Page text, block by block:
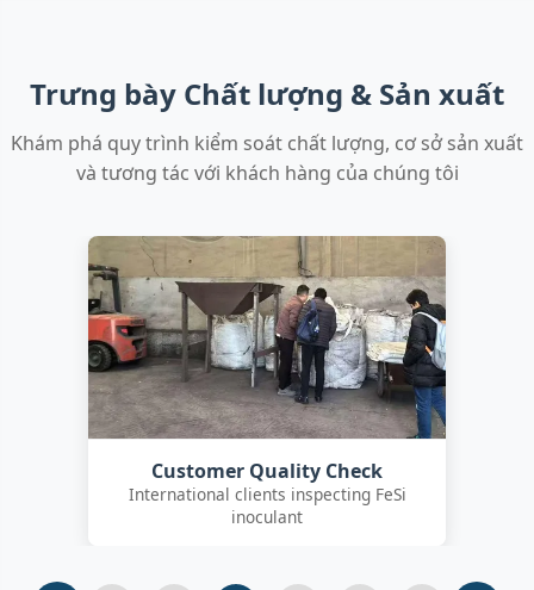
Trưng bày Chất lượng & Sản xuất
Khám phá quy trình kiểm soát chất lượng, cơ sở sản xuất
và tương tác với khách hàng của chúng tôi
Customer Quality Check
International clients inspecting FeSi
inoculant